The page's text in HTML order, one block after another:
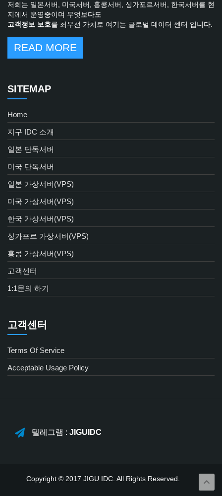
저희는 일본서버, 미국서버, 홍콩서버, 싱가포르서버, 한국서버를 현
지에서 운영중이며 무엇보다도
고객정보 보호를 최우선 가치로 여기는 글로벌 데이터 센터 입니다.
READ MORE
SITEMAP
Home
지구 IDC 소개
일본 단독서버
미국 단독서버
일본 가상서버(VPS)
미국 가상서버(VPS)
한국 가상서버(VPS)
싱가포르 가상서버(VPS)
홍콩 가상서버(VPS)
고객센터
1:1문의 하기
고객센터
Terms Of Service
Acceptable Usage Policy
텔레그램 : JIGUIDC
Copyright © 2017 JIGU IDC. All Rights Reserved.